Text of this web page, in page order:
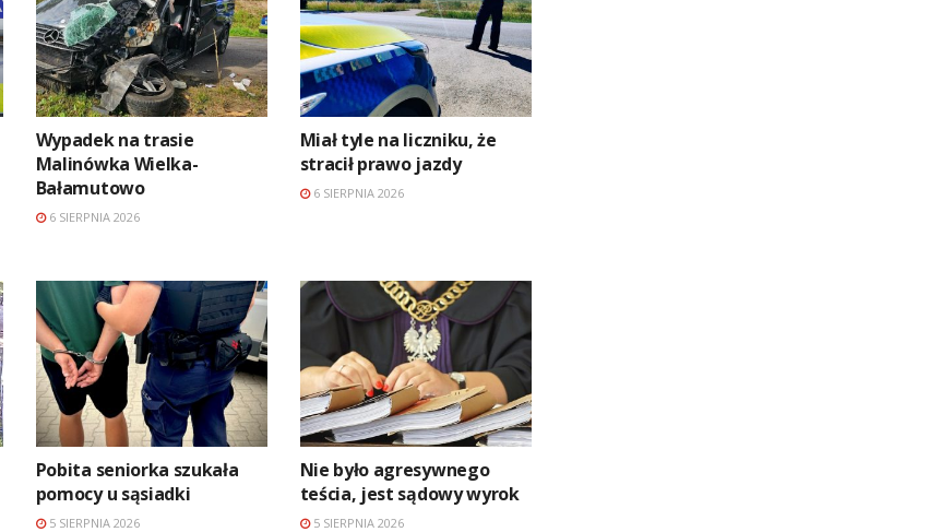
Wypadek na trasie
Malinówka Wielka-
Bałamutowo
6 SIERPNIA 2026
Miał tyle na liczniku, że
stracił prawo jazdy
6 SIERPNIA 2026
Pobita seniorka szukała
pomocy u sąsiadki
5 SIERPNIA 2026
Nie było agresywnego
teścia, jest sądowy wyrok
5 SIERPNIA 2026